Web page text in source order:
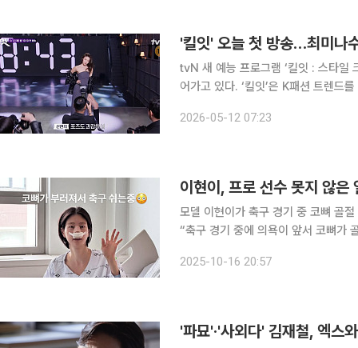
'킬잇' 오늘 첫 방송…최미나
tvN 새 예능 프로그램 ‘킬잇 : 스타일
어가고 있다. ‘킬잇’은 K패션 트렌드를 이끌 차세대 스타일 크리에이터를 발굴하는 패션 서바이벌
년 만에 내놓는 패션 서바이벌로, 오
2026-05-12 07:23
모델 이현이가 축구 경기 중 코뼈 골절 부상을 입었다. 16일 이현이
“축구 경기 중에 의욕이 앞서 코뼈가 골절됐
다. 이현이는 “잠시 축구를 쉬면서
2025-10-16 20:57